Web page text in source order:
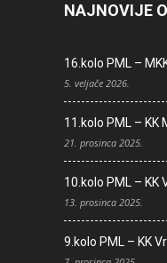
NAJNOVIJE
16.kolo PML –
5. veljače 2026.
11.kolo PML – KK
21. prosinca 2025.
10.kolo PML – KK
13. prosinca 2025.
9.kolo PML – KK